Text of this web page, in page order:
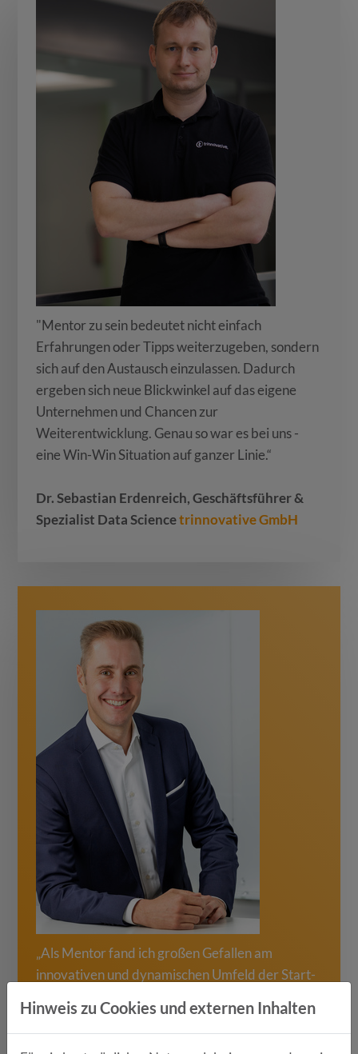
"Mentor zu sein bedeutet nicht einfach
Erfahrungen oder Tipps weiterzugeben, sondern
sich auf den Austausch einzulassen. Dadurch
ergeben sich neue Blickwinkel auf das eigene
Unternehmen und Chancen zur
Weiterentwicklung. Genau so war es bei uns -
eine Win-Win Situation auf ganzer Linie.“
Dr. Sebastian Erdenreich, Geschäftsführer &
Spezialist Data Sciencetrinnovative GmbH
„Als Mentor fand ich großen Gefallen am
innovativen und dynamischen Umfeld der Start-
mich auch selbst, wenn man die Umsetzung einer
neuen Geschäftsidee aktiv unterstützen kann
Hinweis zu Cookies und externen Inhalten